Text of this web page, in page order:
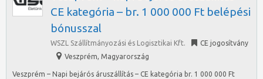
CE kategória – br. 1 000 000 Ft belépési
bónusszal
WSZL Szállítmányozási és Logisztikai Kft.
CE jogosítvány
Veszprém, Magyarország
Veszprém – Napi bejárós áruszállítás – CE kategória br. 1 000 000 Ft